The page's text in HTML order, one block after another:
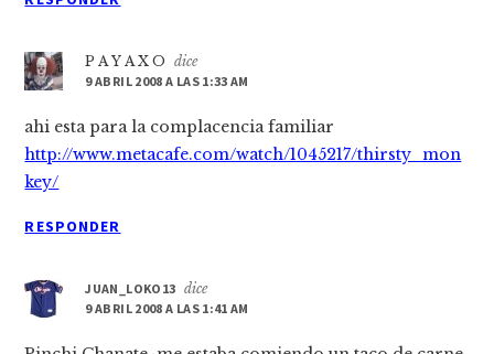
P A Y A X O
dice
9 ABRIL 2008 A LAS 1:33 AM
ahi esta para la complacencia familiar
http://www.metacafe.com/watch/1045217/thirsty_mon
key/
RESPONDER
JUAN_LOKO13 dice
9 ABRIL 2008 A LAS 1:41 AM